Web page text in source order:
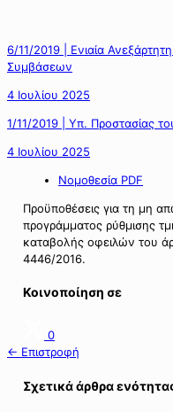
6/11/2019 | Ενιαία
Συμβάσεων
4 Ιουλίου 2025
1/11/2019 | Υπ. Προστασίας
4 Ιουλίου 2025
Νομοθεσία PDF
Προϋποθέσεις για τη μη
προγράμματος ρύθμισης
καταβολής οφειλών του
4446/2016.
Κοινοποίηση σε
0
← Επιστροφή
Σχετικά άρθρα